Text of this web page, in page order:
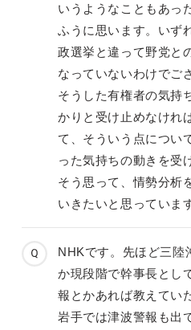
いうようなこともあっ
ふうに思います。いず
政選挙と違って野党と
なっていないわけでご
そうした有権者の気持
かりと受け止めなけれ
て、そういう点につい
った気持ちの動きを受
そう思って、情勢分析
いきたいと思っていま
NHKです。先ほど三陸
か現段階で幹事長とし
報とかあれば教えてい
岩手では津波警報も出